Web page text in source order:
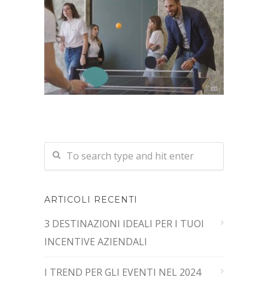
ARTICOLI RECENTI
3 DESTINAZIONI IDEALI PER I TUOI
INCENTIVE AZIENDALI
I TREND PER GLI EVENTI NEL 2024